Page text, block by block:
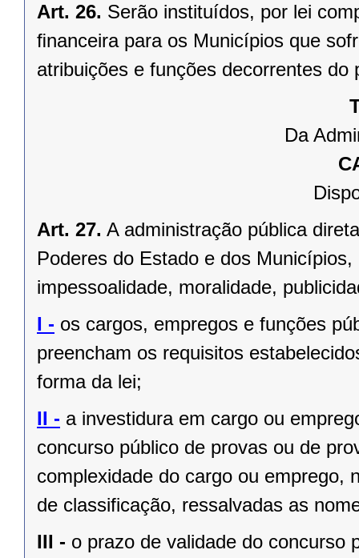
Art. 26. Serão instituídos, por lei
ﬁnanceira para os Municípios que
atribuições e funções decorrentes do
Da
Art. 27. A administração pública
Poderes do Estado e dos
impessoalidade, moralidade,
I - os cargos, empregos e funções
preencham os requisitos
forma da lei;
II - a investidura em cargo ou
concurso público de provas ou de
complexidade do cargo ou emprego,
de classificação, ressalvadas as
III - o prazo de validade do concurso